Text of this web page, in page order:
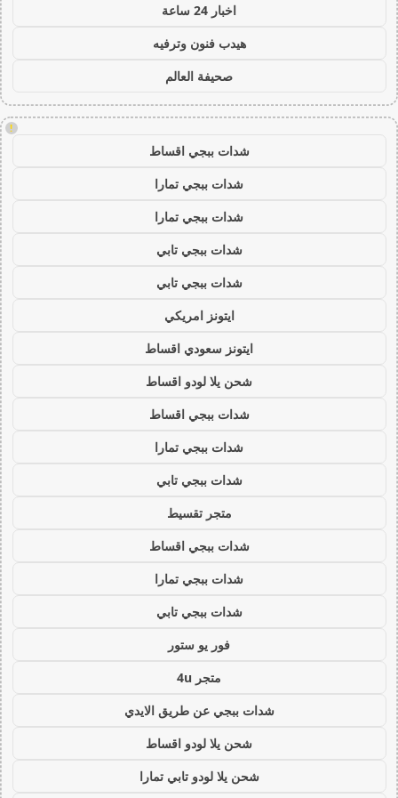
اخبار 24 ساعة
هيدب فنون وترفيه
صحيفة العالم
!
شدات ببجي اقساط
شدات ببجي تمارا
شدات ببجي تمارا
شدات ببجي تابي
شدات ببجي تابي
ايتونز امريكي
ايتونز سعودي اقساط
شحن يلا لودو اقساط
شدات ببجي اقساط
شدات ببجي تمارا
شدات ببجي تابي
متجر تقسيط
شدات ببجي اقساط
شدات ببجي تمارا
شدات ببجي تابي
فور يو ستور
متجر 4u
شدات ببجي عن طريق الايدي
شحن يلا لودو اقساط
شحن يلا لودو تابي تمارا